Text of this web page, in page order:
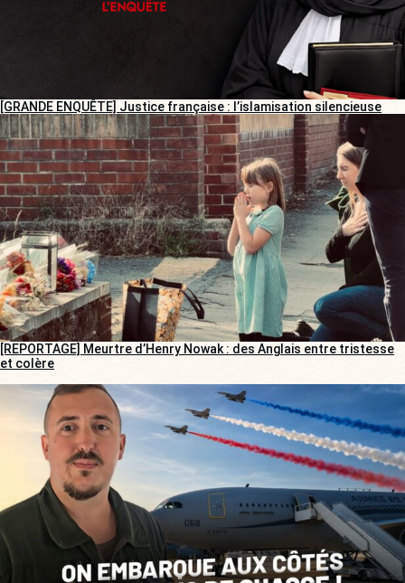
[GRANDE ENQUÊTE] Justice française : l’islamisation silencieuse
[REPORTAGE] Meurtre d’Henry Nowak : des Anglais entre tristesse
et colère